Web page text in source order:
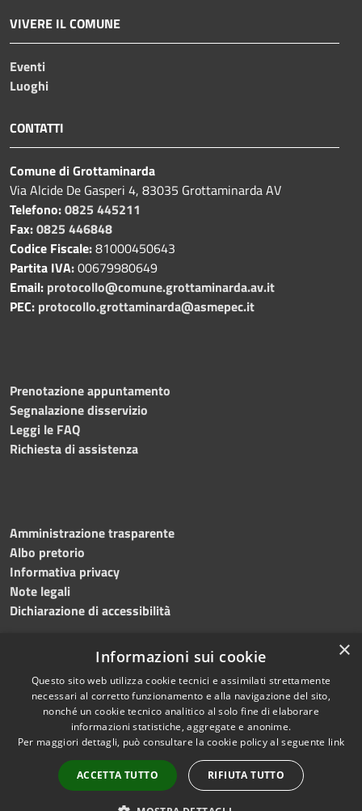
VIVERE IL COMUNE
Eventi
Luoghi
CONTATTI
Comune di Grottaminarda
Via Alcide De Gasperi 4, 83035 Grottaminarda AV
Telefono:0825 445211
Fax:0825 446848
Codice Fiscale:81000450643
Partita IVA:00679980649
Email: protocollo@comune.grottaminarda.av.it
PEC: protocollo.grottaminarda@asmepec.it
Prenotazione appuntamento
Segnalazione disservizio
Leggi le FAQ
Richiesta di assistenza
Amministrazione trasparente
Albo pretorio
Informativa privacy
Note legali
Dichiarazione di accessibilità
RSS
Accessibilità
Cookie
Mappa del sito
Numeri utili
Copyright © 2024 •
Comune diGrottaminarda
• Powered byMunicipium
•Redazione
×
Informazioni sui cookie
Questo sito web utilizza cookie tecnici e assimilati strettamente
necessari al corretto funzionamento e alla navigazione del sito,
nonché un cookie tecnico analitico al solo fine di elaborare
informazioni statistiche, aggregate e anonime.
Per maggiori dettagli, può consultare la cookie policy al seguente link
ACCETTA TUTTO RIFIUTA TUTTO